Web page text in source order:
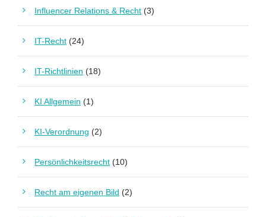
Influencer Relations & Recht (3)
IT-Recht (24)
IT-Richtlinien (18)
KI Allgemein (1)
KI-Verordnung (2)
Persönlichkeitsrecht (10)
Recht am eigenen Bild (2)